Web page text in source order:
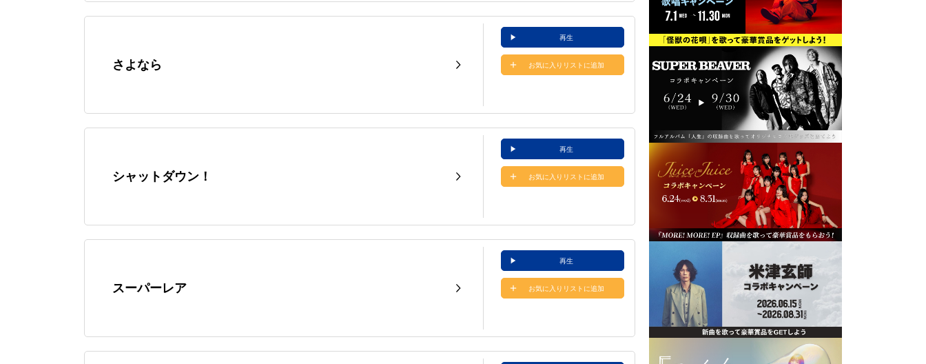
さよなら
再生
お気に入りリストに追加
シャットダウン！
再生
お気に入りリストに追加
スーパーレア
再生
お気に入りリストに追加